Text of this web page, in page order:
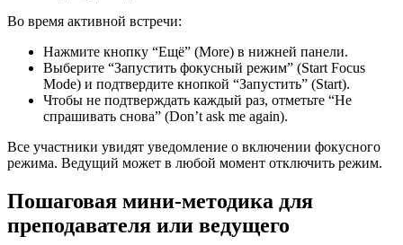
Во время активной встречи:
Нажмите кнопку “Ещё” (More) в нижней панели.
Выберите “Запустить фокусный режим” (Start Focus
Mode) и подтвердите кнопкой “Запустить” (Start).
Чтобы не подтверждать каждый раз, отметьте “Не
спрашивать снова” (Don’t ask me again).
Все участники увидят уведомление о включении фокусного
режима. Ведущий может в любой момент отключить режим.
Пошаговая мини-методика для
преподавателя или ведущего